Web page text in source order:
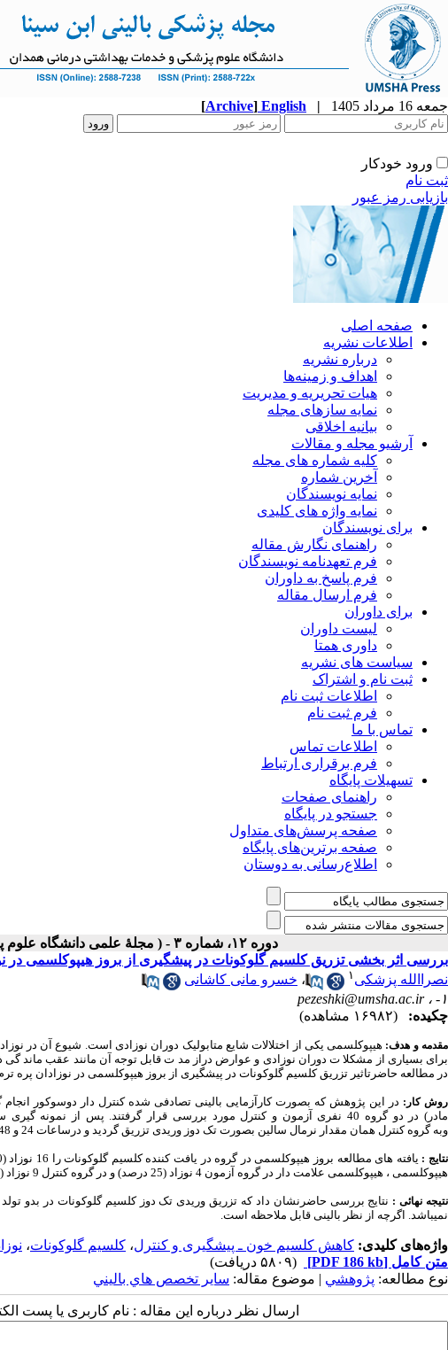
جمعه 16 مرداد 1405 |
English
[Archive]
ورود خودکار
ثبت نام
بازیابی رمز عبور
صفحه اصلی
اطلاعات نشریه
درباره نشریه
اهداف و زمینه‌ها
هیات تحریریه و مدیریت
نمایه سازهای مجله
بیانیه اخلاقی
آرشیو مجله و مقالات
کلیه شماره های مجله
آخرین شماره
نمایه نویسندگان
نمایه واژه های کلیدی
برای نویسندگان
راهنمای نگارش مقاله
فرم تعهدنامه نویسندگان
فرم پاسخ به داوران
فرم ارسال مقاله
برای داوران
لیست داوران
داوری همتا
سیاست های نشریه
ثبت نام و اشتراک
اطلاعات ثبت نام
فرم ثبت نام
تماس با ما
اطلاعات تماس
فرم برقراری ارتباط
تسهیلات پایگاه
راهنمای صفحات
جستجو در پایگاه
صفحه پرسش‌های متداول
صفحه برترین‌های پایگاه
اطلاع‌رسانی به دوستان
دوره ۱۲، شماره ۳ - ( مجلۀ علمی دانشگاه علوم پزشکی همدان-پائيز ۱۳۸۴ )
بررسی اثر بخشی تزریق کلسیم گلوکونات در پیشگیری از بروز هیپوکلسمی در
نصراالله پزشکی ۱ ، خسرو مانی کاشانی
۱- ،
pezeshki@umsha.ac.ir
چکیده:
(۱۶۹۸۲ مشاهده)
مقدمه و هدف:
برای بسیاری از مشکلا ت دوران نوزادی و عوارض دراز مد ت قابل توجه آن مانند عقب ماند
در مطالعه حاضرتاثیر تزریق کلسیم گلوکونات در پیشگیری از بروز هیپوکلسمی در نوزادان پره
روش کار: در این پژوهش که بصورت کارآزمایی بالینی تصادفی شده کنترل دار دوسوکور انجام گرفت 80 نوزاد زودرس( سن
مادر) در دو گروه 40 نفری آزمون و کنترل مورد بررسی قرار گرفتند. پس از نمونه گیری ساعت اول به گروه آزمون
وبه گروه کنترل همان مقدار نرمال سالین بصورت تک دوز وریدی تزریق گردید و درساعات 24 و 48 و 72 پس از تولد غلظت کلسیم کل سرم مورد سنجش قرار گرفت.
نتایج : یافته های مطالعه بروز هیپوکلسمی در گروه در یافت کننده کلسیم گلوکونات را 16 نوزاد (40 درصد)و در گروه
هیپوکلسمی ، هیپوکلسمی علامت دار در گروه آزمون 4 نوزاد (25 درصد) و در گروه کنترل 9 نوزاد (40.9 درصد) بود (P>0.05
نتیجه نهائی : نتایج بررسی حاضرنشان داد که تزریق وریدی تک دوز کلسیم گلوکونات در بدو تولد
نمیباشد. اگرچه از نظر بالینی قابل ملاحظه است.
واژه‌های کلیدی: کاهش کلسیم خون ـ پیشگیری و کنترل، کلسیم گلوکونات،
متن کامل [PDF 186 kb]
(۵۸۰۹ دریافت)
نوع مطالعه: پژوهشي | موضوع مقاله: سایر تخصص هاي باليني
ارسال نظر درباره این مقاله : نام کاربری یا پست